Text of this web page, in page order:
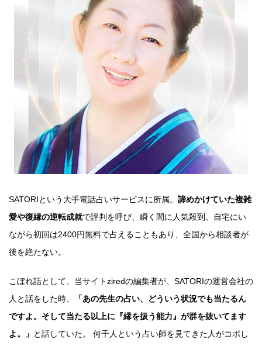
SATORIという大手電話占いサービスに所属。 諦めかけていた複雑
愛や復縁の逆転成就で評判を呼び、瞬く間に人気殺到。自宅にい
ながら初回は2400円無料で占えることもあり、全国から相談者が
後を絶たない。
こぼれ話として、当サイトziredの編集者が、SATORIの運営会社の
人と話をした時、
「あの先生の占い、どういう状況でも当たるん
ですよ。そして当たる以上に『縁を扱う能力』が群を抜いてます
よ。」 と話していた。 何千人という占い師を見てきた人がコボし